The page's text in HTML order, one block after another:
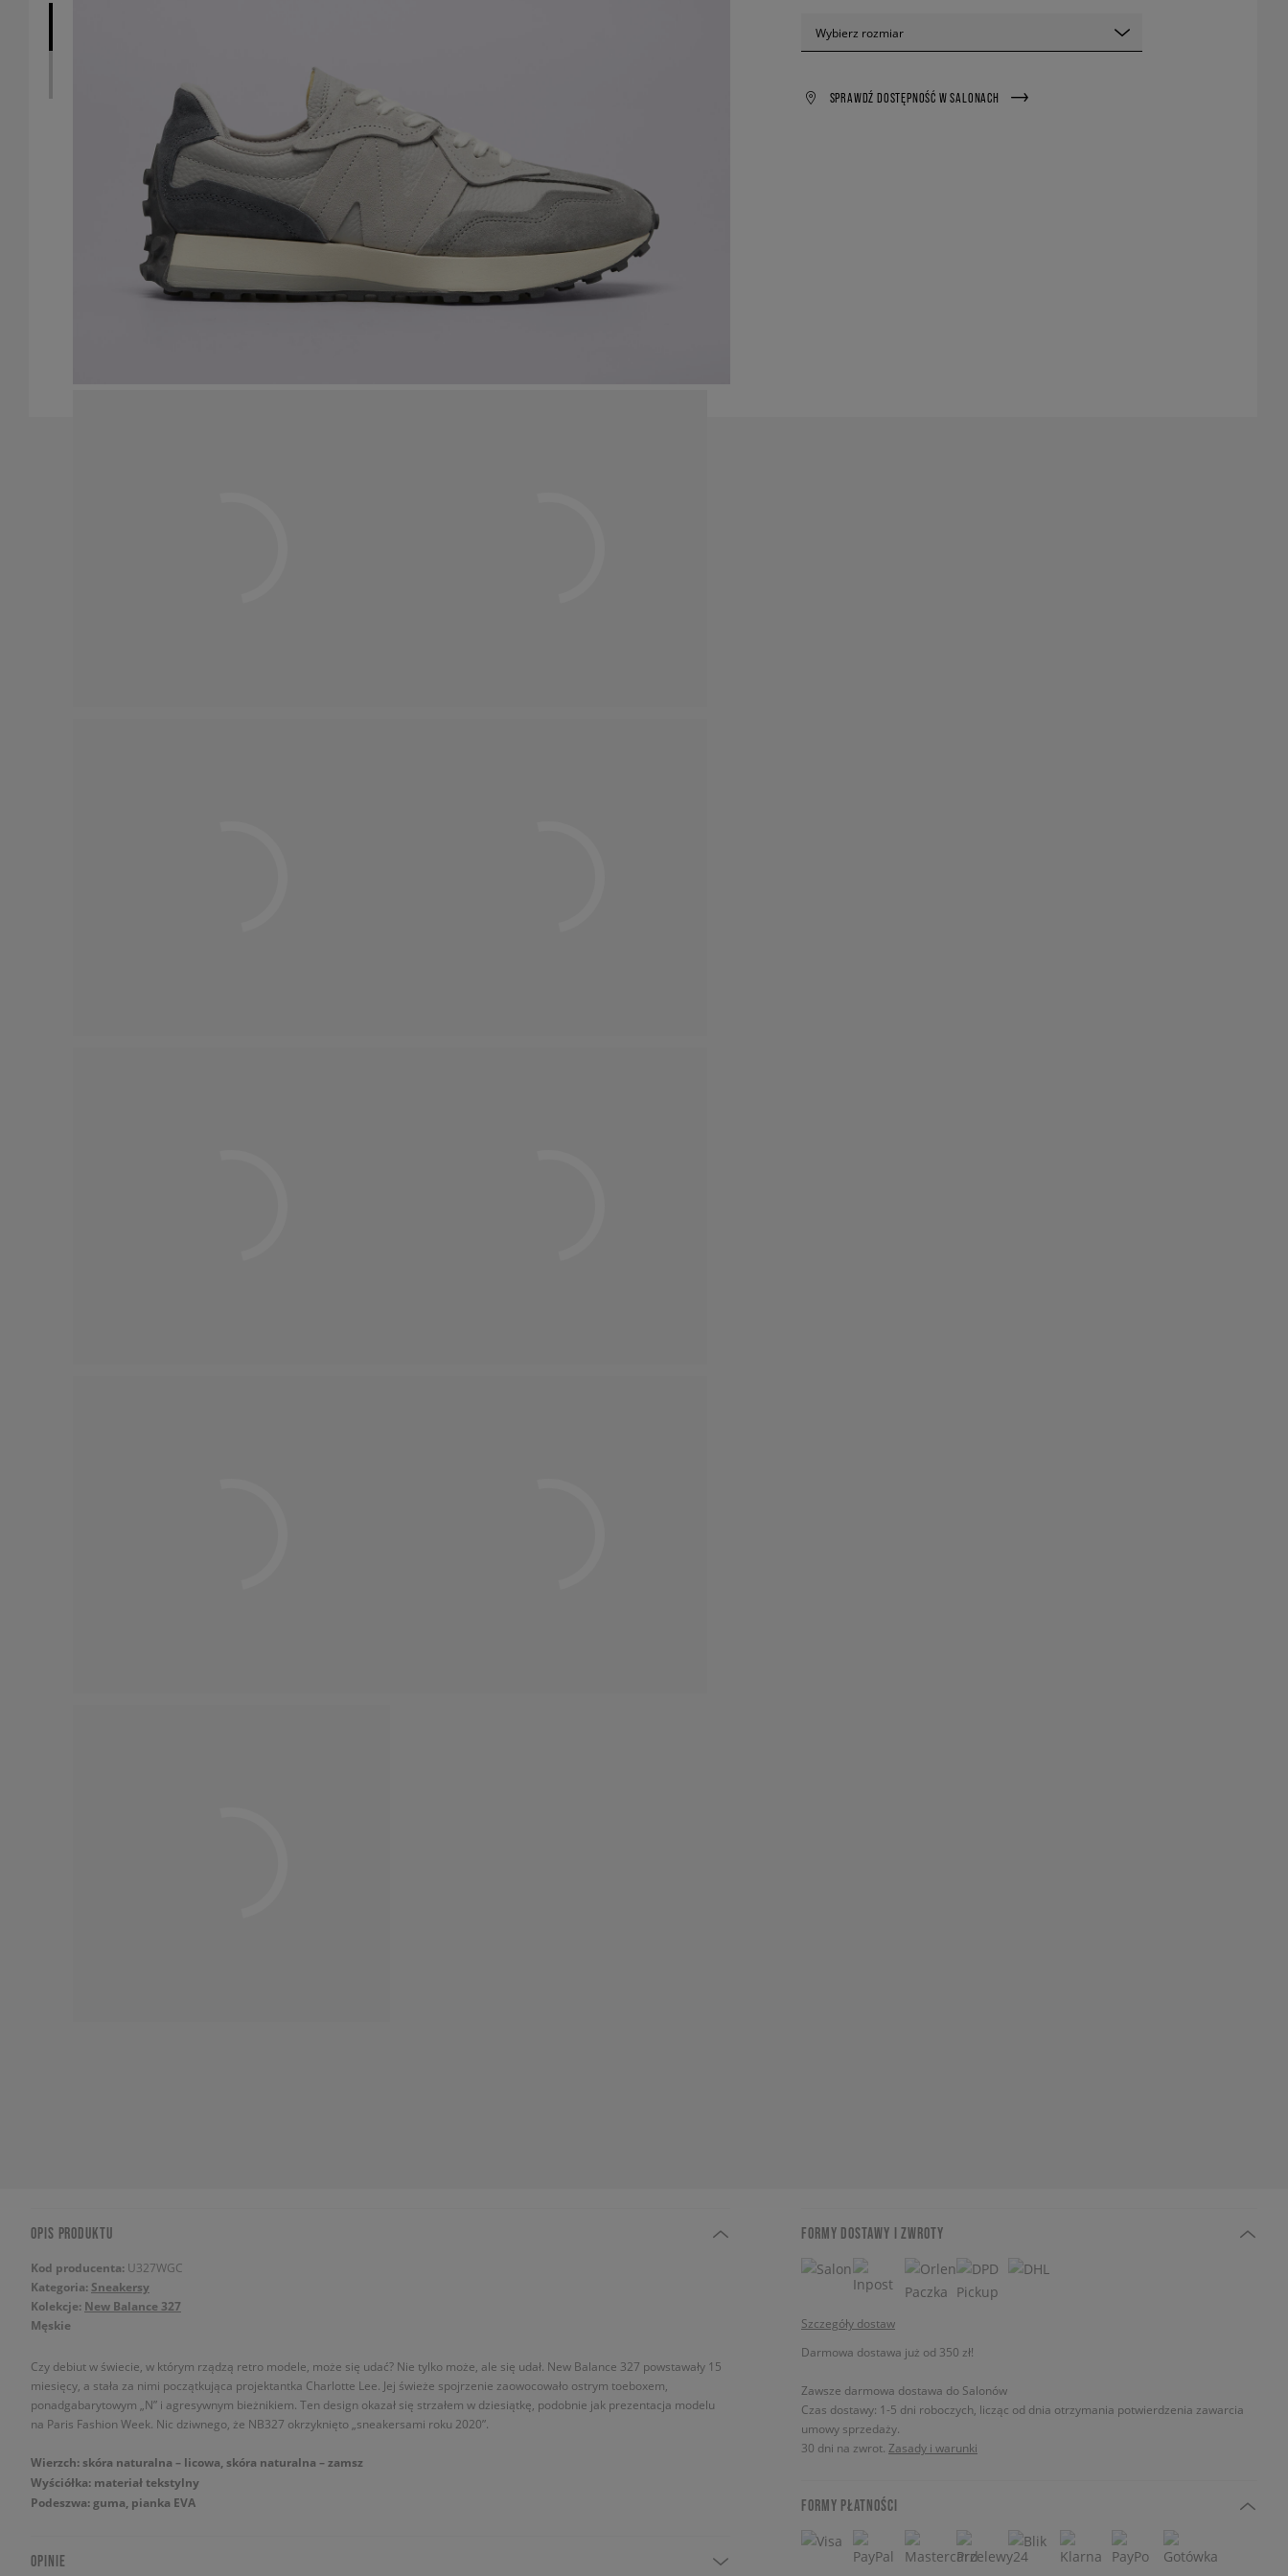
Wybierz rozmiar
SPRAWDŹ DOSTĘPNOŚĆ W SALONACH
OPIS PRODUKTU
Kod producenta: U327WGC
Kategoria: Sneakersy
Kolekcje: New Balance 327
Męskie
Czy debiut w świecie, w którym rządzą retro modele, może się udać? Nie tylko może, ale się udał. New Balance 327 powstawały 15
miesięcy, a stała za nimi początkująca projektantka Charlotte Lee. Jej świeże spojrzenie zaowocowało ostrym toeboxem,
ponadgabarytowym „N” i agresywnym bieżnikiem. Ten design okazał się strzałem w dziesiątkę, podobnie jak prezentacja modelu
na Paris Fashion Week. Nic dziwnego, że NB327 okrzyknięto „sneakersami roku 2020”.
Wierzch: skóra naturalna – licowa, skóra naturalna – zamsz
Wyściółka: materiał tekstylny
Podeszwa: guma, pianka EVA
OPINIE
FORMY DOSTAWY I ZWROTY
Szczegóły dostaw
Darmowa dostawa już od 350 zł!
Zawsze darmowa dostawa do Salonów
Czas dostawy: 1-5 dni roboczych, licząc od dnia otrzymania potwierdzenia zawarcia
umowy sprzedaży.
30 dni na zwrot. Zasady i warunki
FORMY PŁATNOŚCI